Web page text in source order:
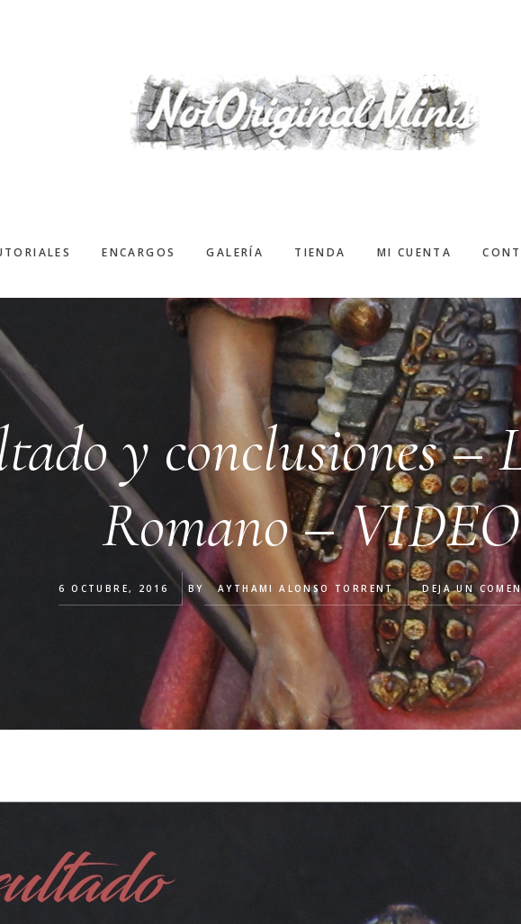
ENCARGOS GALERÍA TIENDA MI CUENTA
y conclusiones –
Romano – VIDEO
6 OCTUBRE, 2016 BY AYTHAMI ALONSO TORRENT DEJA UN